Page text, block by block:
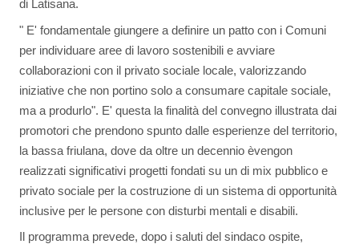
di Latisana.
" E' fondamentale giungere a definire un patto con i Comuni
per individuare aree di lavoro sostenibili e avviare
collaborazioni con il privato sociale locale, valorizzando
iniziative che non portino solo a consumare capitale sociale,
ma a produrlo". E' questa la finalità del convegno illustrata dai
promotori che prendono spunto dalle esperienze del territorio,
la bassa friulana, dove da oltre un decennio èvengon
realizzati significativi progetti fondati su un di mix pubblico e
privato sociale per la costruzione di un sistema di opportunità
inclusive per le persone con disturbi mentali e disabili.
Il programma prevede, dopo i saluti del sindaco ospite,